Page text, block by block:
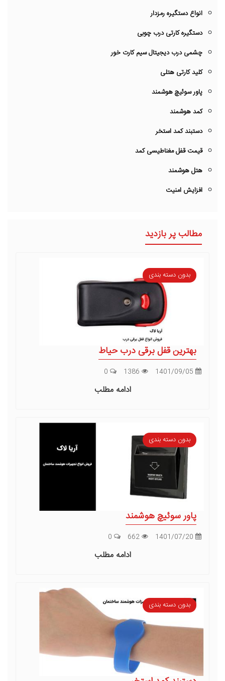
انواع دستگیره رمزدار
دستگیره کارتی درب چوبی
چشمی درب دیجیتال سیم کارت خور
کلید کارتی هتلی
پاور سوئیچ هوشمند
کمد هوشمند
دستبند کمد استخر
قیمت قفل مغناطیسی کمد
هتل هوشمند
افزایش امنیت
مطالب پر بازدید
بدون دسته بندی
بهترین قفل برقی درب حیاط
ادامه مطلب
بدون دسته بندی
پاور سوئیچ هوشمند
ادامه مطلب
بدون دسته بندی